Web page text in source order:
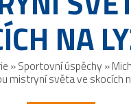
NA
»Sportovní úspěchy »
mistryní světa ve skocích